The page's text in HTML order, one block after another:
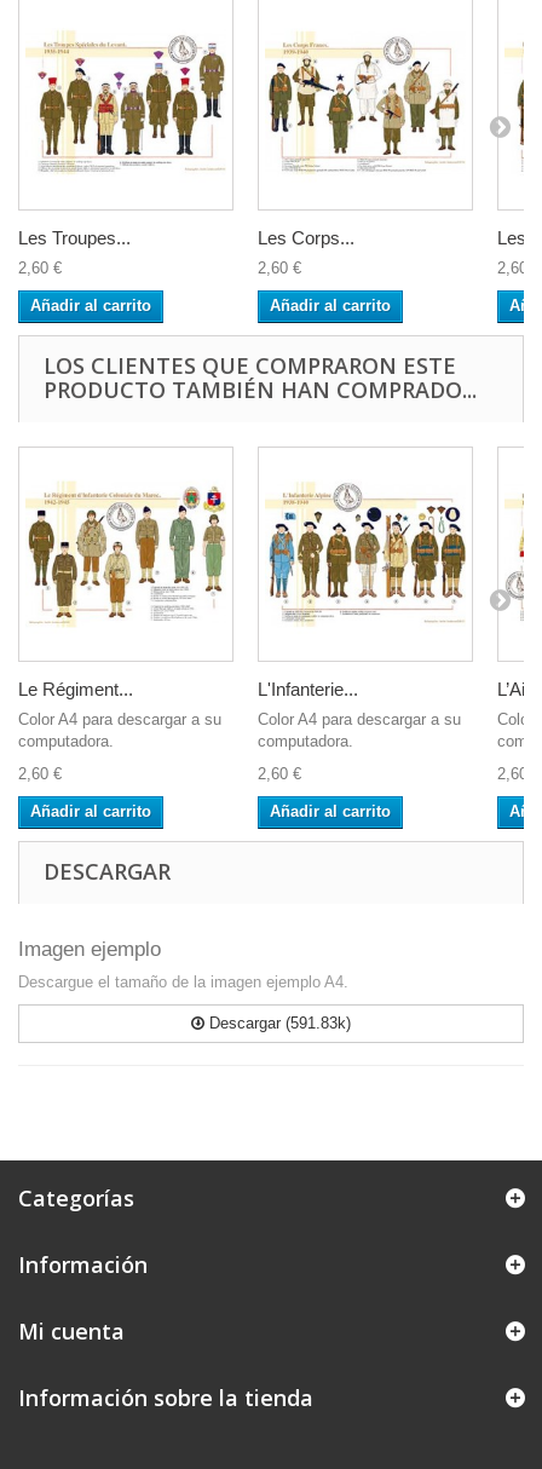
Les Troupes...
2,60 €
Añadir al carrito
Les Corps...
2,60 €
Añadir al carrito
Les...
2,60 €
LOS CLIENTES QUE COMPRARON ESTE
PRODUCTO TAMBIÉN HAN COMPRADO...
Le Régiment...
Color A4 para descargar a su
computadora.
2,60 €
Añadir al carrito
L'Infanterie...
Color A4 para descargar a su
computadora.
2,60 €
Añadir al carrito
Color
2,60 €
DESCARGAR
Imagen ejemplo
Descargue el tamaño de la imagen ejemplo A4.
Descargar (591.83k)
Categorías
Información
Mi cuenta
Información sobre la tienda